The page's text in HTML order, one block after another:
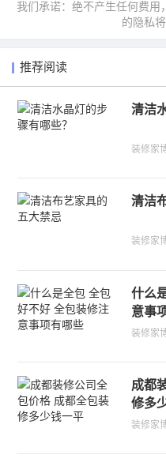
我们承诺：绝不产生任何费用
的隐私
推荐阅读
清洁
装修家
清洁
装修家
什么
意事
装修家
成都
修多
装修家